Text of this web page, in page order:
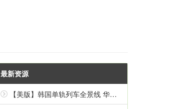
最新资源
【美版】韩国单轨列车全景线 华盖山 .Korean Monorail Panorama Line Hwagaesan 中文